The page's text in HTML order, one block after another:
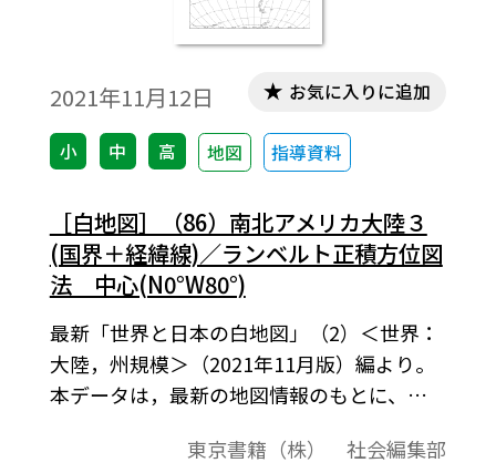
2021年11月12日
小 中 高 地図 指導資料
お気に入りに追加
［白地図］（86）南北アメリカ大陸３
(国界＋経緯線)／ランベルト正積方位図
法 中心(N0°W80°)
最新「世界と日本の白地図」（2）＜世界：
大陸，州規模＞（2021年11月版）編より。
本データは，最新の地図情報のもとに、高
ト作成やワークシート作成などで，自由に
東京書籍（株） 社会編集部